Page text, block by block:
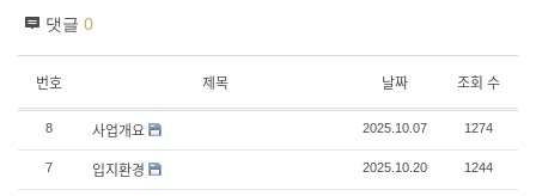
댓글 0
번호 제목 날짜 조회 수
8 사업개요 2025.10.07 1274
7 입지환경 2025.10.20 1244